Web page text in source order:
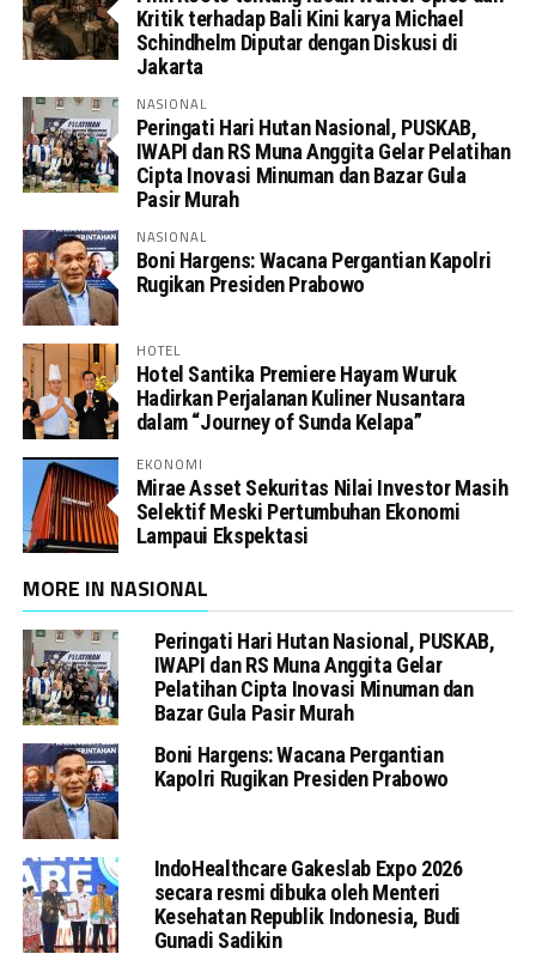
Kritik terhadap Bali Kini karya Michael
Schindhelm Diputar dengan Diskusi di
Jakarta
NASIONAL
Peringati Hari Hutan Nasional, PUSKAB,
IWAPI dan RS Muna Anggita Gelar Pelatihan
Cipta Inovasi Minuman dan Bazar Gula
Pasir Murah
NASIONAL
Boni Hargens: Wacana Pergantian Kapolri
Rugikan Presiden Prabowo
HOTEL
Hotel Santika Premiere Hayam Wuruk
Hadirkan Perjalanan Kuliner Nusantara
dalam “Journey of Sunda Kelapa”
EKONOMI
Mirae Asset Sekuritas Nilai Investor Masih
Selektif Meski Pertumbuhan Ekonomi
Lampaui Ekspektasi
MORE IN NASIONAL
Peringati Hari Hutan Nasional, PUSKAB,
IWAPI dan RS Muna Anggita Gelar
Pelatihan Cipta Inovasi Minuman dan
Bazar Gula Pasir Murah
Boni Hargens: Wacana Pergantian
Kapolri Rugikan Presiden Prabowo
IndoHealthcare Gakeslab Expo 2026
secara resmi dibuka oleh Menteri
Kesehatan Republik Indonesia, Budi
Gunadi Sadikin